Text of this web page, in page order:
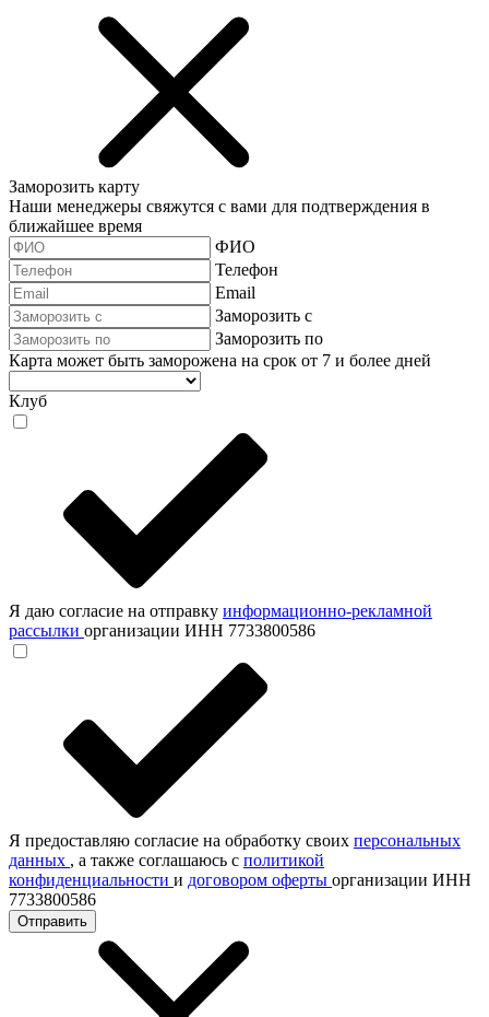
Заморозить карту
Наши менеджеры свяжутся с вами для подтверждения в
ближайшее время
ФИО
Телефон
Email
Заморозить с
Заморозить по
Карта может быть заморожена на срок от 7 и более дней
Клуб
Я даю согласие на отправку информационно-рекламной
рассылки организации ИНН 7733800586
Я предоставляю согласие на обработку своих персональных
данных , а также соглашаюсь с политикой
конфиденциальности и договором оферты организации ИНН
7733800586
Отправить